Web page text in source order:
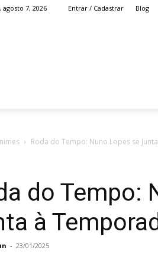
7, 2026 Entrar / Cadastrar Blog
Roda do Tempo: Nuno Lopes se
do Tempo:
à
- 23/01/2025